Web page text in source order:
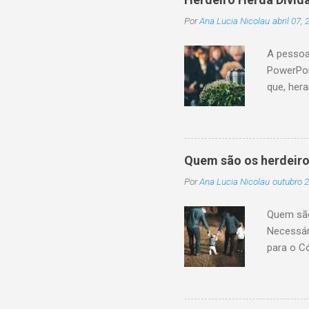
PorAna Lucia Nicolau abril 07,
A
que,
não
a
legítima
da
Quem são os
PorAna Lucia Nicolau outubro
Quem
para o
na
1.845,